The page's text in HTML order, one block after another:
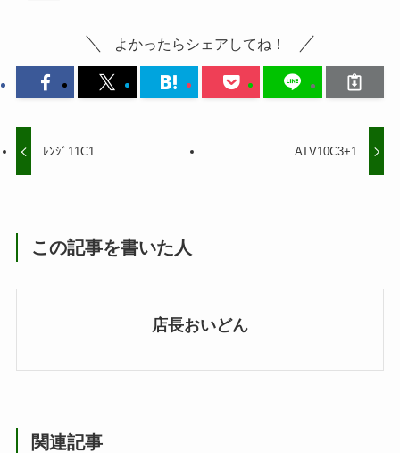
よかったらシェアしてね！
ﾚﾝｼﾞ11C1 ATV10C3+1
この記事を書いた人
店長おいどん
関連記事